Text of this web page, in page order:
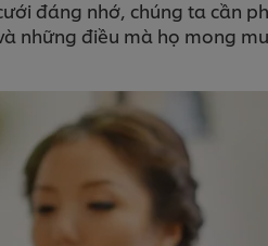
đáng nhớ, chúng ta cần
những điều mà họ mong